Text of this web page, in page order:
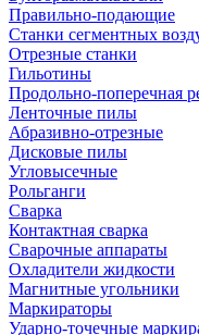
Правильно-подающие
Станки сегментных
Отрезные станки
Гильотины
Продольно-поперечная
Ленточные пилы
Абразивно-отрезные
Дисковые пилы
Угловысечные
Рольганги
Сварка
Контактная сварка
Сварочные аппараты
Охладители жидкости
Магнитные угольники
Маркираторы
Ударно-точечные